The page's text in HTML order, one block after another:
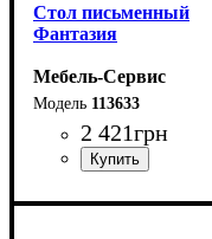
Стол письменный
Фантазия
Мебель-Сервис
113633
2 421грн